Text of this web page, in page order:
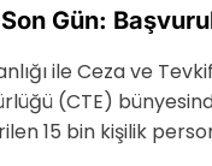
Son Gün:
ile Ceza ve
(CTE)
15 bin kişilik